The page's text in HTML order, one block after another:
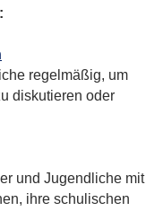
regelmäßig, um
diskutieren oder
und Jugendliche mit
ihre schulischen